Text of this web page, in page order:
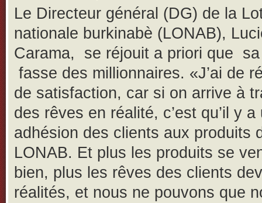
Le Directeur général (DG) de la
nationale burkinabè (LONAB),
Carama, se réjouit a priori que
fasse des millionnaires. «J’ai de
de satisfaction, car si on arrive à
des rêves en réalité, c’est qu’il y
adhésion des clients aux produits
LONAB. Et plus les produits se
bien, plus les rêves des clients
réalités, et nous ne pouvons que